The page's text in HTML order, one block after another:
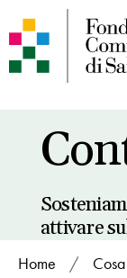
attivare
Home /